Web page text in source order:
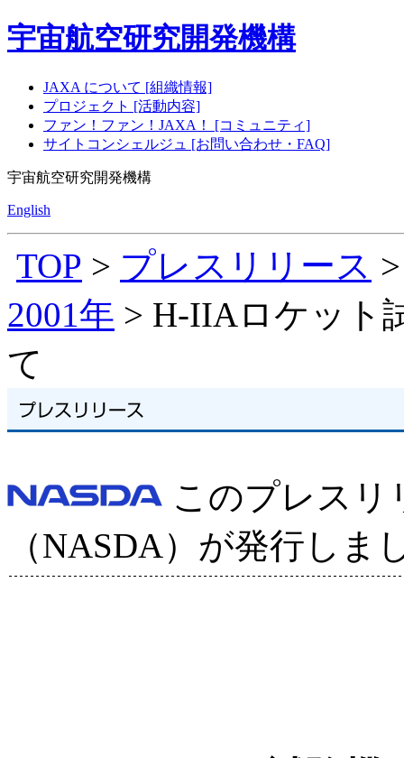
宇宙航空研究開発機構
JAXA について [組織情報]
プロジェクト [活動内容]
ファン！ファン！JAXA！ [コミュニティ]
サイトコンシェルジュ [お問い合わせ・FAQ]
宇宙航空研究開発機構
English
TOP > プレスリリース
2001年 > H-IIAロケット
て
このプレスリ
（NASDA）が発行しま